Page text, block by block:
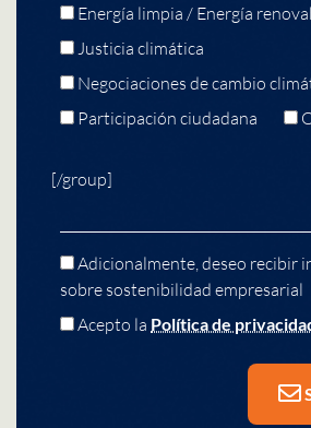
Energía limpia / Energía
Justicia climática
Negociaciones de cambio
Participación ciudadana
[/group]
Adicionalmente, deseo recibir
sobre sostenibilidad empresarial
Acepto la Política de